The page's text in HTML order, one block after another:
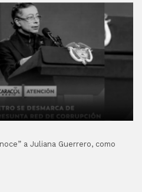
a Juliana Guerrero, como